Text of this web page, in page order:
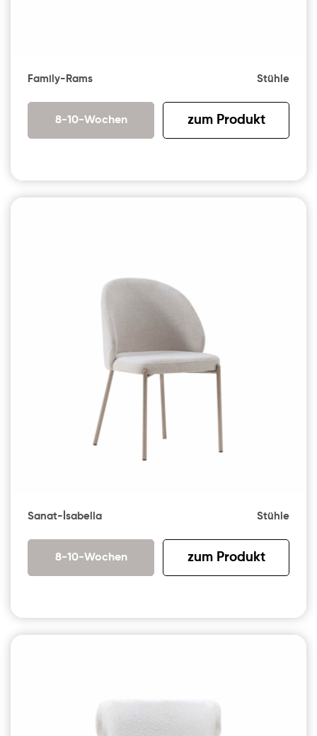
Family-Rams Stühle
8-10-Wochen zum Produkt
Sanat-İsabella Stühle
8-10-Wochen zum Produkt